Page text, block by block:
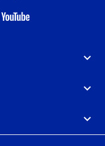
youtube-